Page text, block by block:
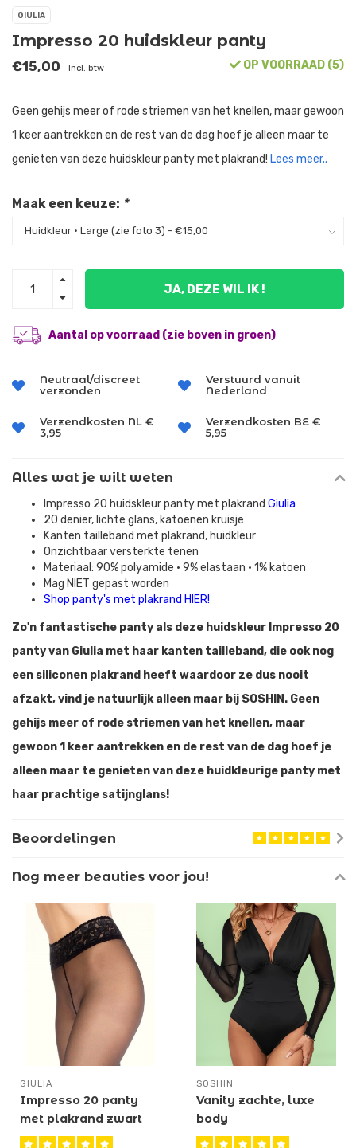
GIULIA
Impresso 20 huidskleur panty
€15,00 Incl. btw OP VOORRAAD (5)
Geen gehijs meer of rode striemen van het knellen, maar gewoon
1 keer aantrekken en de rest van de dag hoef je alleen maar te
genieten van deze huidskleur panty met plakrand! Lees meer..
Maak een keuze: *
JA, DEZE WIL IK !
Aantal op voorraad (zie boven in groen)
Neutraal/discreet
verzonden
Verstuurd vanuit
Nederland
Verzendkosten NL €
3,95
Verzendkosten BE €
5,95
Alles wat je wilt weten
Impresso 20 huidskleur panty met plakrand Giulia
20 denier, lichte glans, katoenen kruisje
Kanten tailleband met plakrand, huidkleur
Onzichtbaar versterkte tenen
Materiaal: 90% polyamide • 9% elastaan • 1% katoen
Mag NIET gepast worden
Shop panty's met plakrand HIER!
Zo'n fantastische panty als deze huidskleur Impresso 20
panty van Giulia met haar kanten tailleband, die ook nog
een siliconen plakrand heeft waardoor ze dus nooit
afzakt, vind je natuurlijk alleen maar bij SOSHIN. Geen
gehijs meer of rode striemen van het knellen, maar
gewoon 1 keer aantrekken en de rest van de dag hoef je
alleen maar te genieten van deze huidkleurige panty met
haar prachtige satijnglans!
Beoordelingen
Nog meer beauties voor jou!
GIULIA
Impresso 20 panty
met plakrand zwart
SOSHIN
Vanity zachte, luxe
body